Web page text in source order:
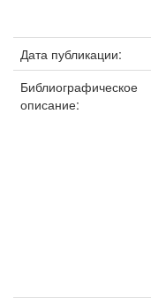
Дата публикации:
Библиографическое
описание: